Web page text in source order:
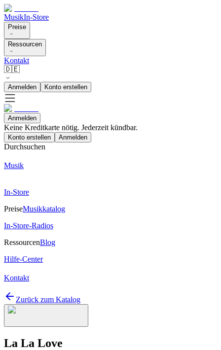
MusikIn-Store
Preise
Ressourcen
Kontakt
🇩🇪
Anmelden Konto erstellen
Anmelden
Keine Kreditkarte nötig. Jederzeit kündbar.
Konto erstellen Anmelden
Durchsuchen
Musik
In-Store
PreiseMusikkatalog
In-Store-Radios
RessourcenBlog
Hilfe-Center
Kontakt
Zurück zum Katalog
La La Love